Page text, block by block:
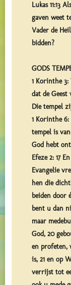
Lukas 11:13
gaven weet
Vader de
bidden?
GODS
1 Korinthe
dat de
Die tempel
1 Korinthe
tempel is
God hebt
Efeze 2: 17
Evangelie
hen die
beiden door
bent u dan
maar
God, 20
en profeten,
is, 21 en op
verrijst tot